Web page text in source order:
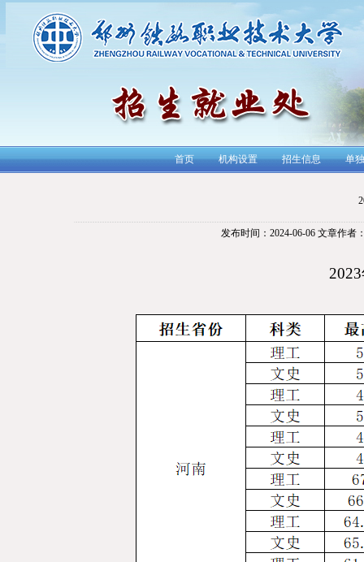
首页 机构设置 招生信息 单
发布时间：2024-06-06 文章作者
202